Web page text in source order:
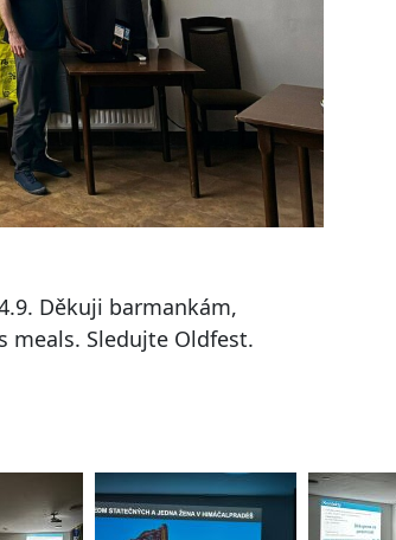
Děkuji barmankám,
meals. Sledujte Oldfest.